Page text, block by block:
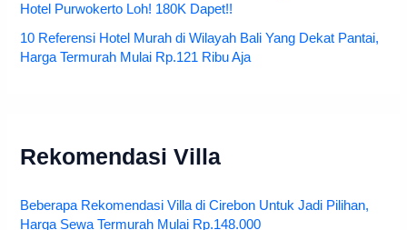
Hotel Purwokerto Loh! 180K Dapet!!
10 Referensi Hotel Murah di Wilayah Bali Yang Dekat Pantai,
Harga Termurah Mulai Rp.121 Ribu Aja
Rekomendasi Villa
Beberapa Rekomendasi Villa di Cirebon Untuk Jadi Pilihan,
Harga Sewa Termurah Mulai Rp.148.000